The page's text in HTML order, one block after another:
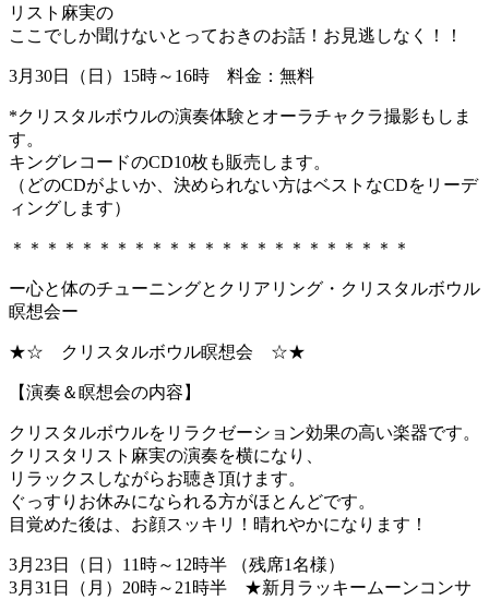
リスト麻実の
ここでしか聞けないとっておきのお話！お見逃しなく！！
3月30日（日）15時～16時 料金：無料
*クリスタルボウルの演奏体験とオーラチャクラ撮影もしま
す。
キングレコードのCD10枚も販売します。
（どのCDがよいか、 決められない方はベストなCDをリーデ
ィングします）
＊＊＊＊＊＊＊＊＊＊＊＊＊＊＊＊＊＊＊＊＊＊＊
ー心と体のチューニングとクリアリング・ クリスタルボウル
瞑想会ー
★☆ クリスタルボウル瞑想会 ☆★
【演奏＆瞑想会の内容】
クリスタルボウルをリラクゼーション効果の高い楽器です。
クリスタリスト麻実の演奏を横になり、
リラックスしながらお聴き頂けます。
ぐっすりお休みになられる方がほとんどです。
目覚めた後は、お顔スッキリ！晴れやかになります！
3月23日（日）11時～12時半 （残席1名様）
3月31日（月）20時～21時半 ★新月ラッキームーンコンサ